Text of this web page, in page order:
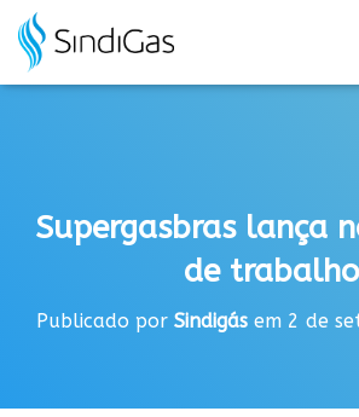
for:
Supergasbras lança
de trabalho
Publicado por Sindigásem 2 de